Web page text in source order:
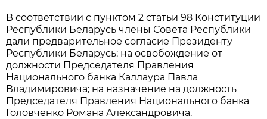
В соответствии с пунктом 2 статьи 98 Конституции
Республики Беларусь члены Совета Республики
дали предварительное согласие Президенту
Республики Беларусь: на освобождение от
должности Председателя Правления
Национального банка Каллаура Павла
Владимировича; на назначение на должность
Председателя Правления Национального банка
Головченко Романа Александровича.